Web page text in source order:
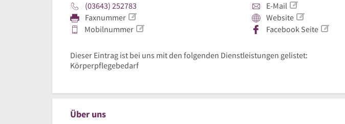
(03643) 252783
Faxnummer
Mobilnummer
E-Mail
Website
Facebook Seite
Dieser Eintrag ist bei uns mit den folgenden Dienstleistungen gelistet:
Körperpflegebedarf
Über uns